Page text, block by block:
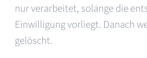
nur verarbeitet, solange die
Einwilligung vorliegt. Danach
gelöscht.